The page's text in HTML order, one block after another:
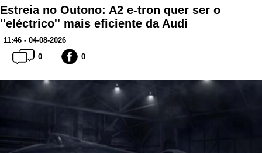
Estreia no Outono: A2 e-tron quer ser o
''eléctrico'' mais eficiente da Audi
11:46 - 04-08-2026
0
0